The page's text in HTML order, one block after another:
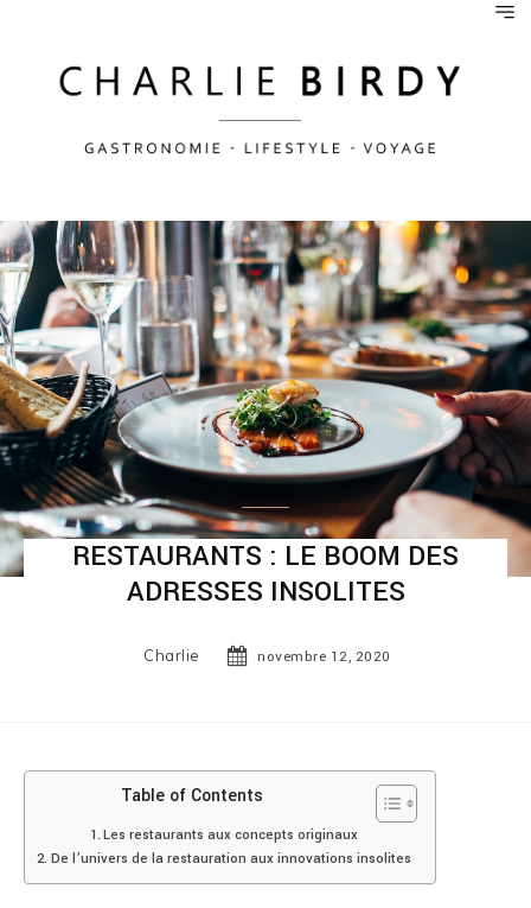
RESTAURANTS : LE BOOM DES
ADRESSES INSOLITES
Charlie novembre 12, 2020
Table of Contents
Les restaurants aux concepts originaux
De l’univers de la restauration aux innovations insolites